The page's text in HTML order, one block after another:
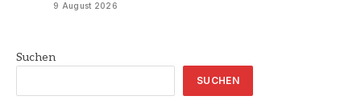
9 August 2026
Suchen
SUCHEN